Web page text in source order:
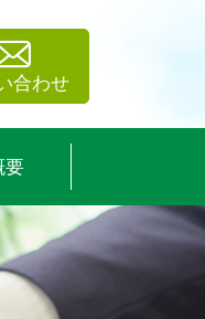
合わせ
要